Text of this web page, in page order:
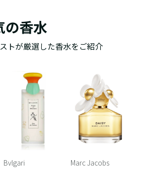
の香水
トが厳選した香水をご紹介
Bvlgari Marc Jacobs